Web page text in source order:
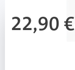
22,90 €